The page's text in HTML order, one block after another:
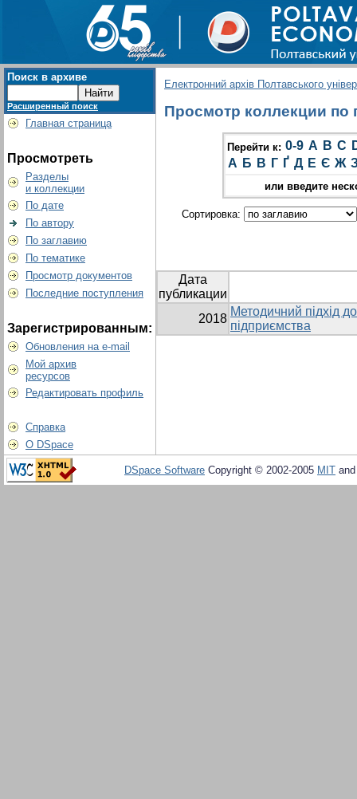
Поиск в архиве
Расширенный поиск
Главная страница
Просмотреть
Разделы
и коллекции
По дате
По автору
По заглавию
По тематике
Просмотр документов
Последние поступления
Зарегистрированным:
Обновления на e-mail
Мой архив
ресурсов
Редактировать профиль
Справка
О DSpace
Електронний архів Полтавського
Просмотр коллекции по
Перейти к: 0-9 A B C
А Б В Г Ґ Д Е Є Ж
или введите
Сортировка:
Дата
публикации
2018
Методичний підхід
підприємства
DSpace Software Copyright © 2002-2005 MIT